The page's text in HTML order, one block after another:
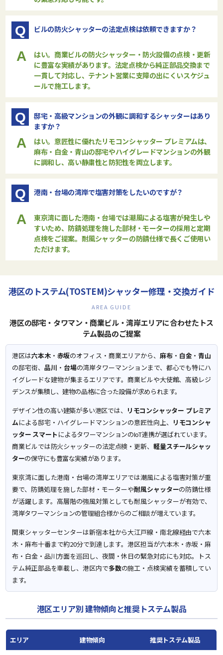
Q ビルの防火シャッターの法定点検は依頼できますか？
A
はい。商業ビルの防火シャッター・防火設備の点検・更新
に豊富な実績があります。法定点検から純正部品交換まで
一貫して対応し、テナント営業に支障の出にくいスケジュ
ールで施工します。
Q
邸宅・高級マンションの外観に調和するシャッターはあり
ますか？
A はい。意匠性に優れたリモコンシャッター プレミアムは、
麻布・白金・青山の邸宅やハイグレードマンションの外観
に調和し、高い静粛性と防犯性を両立します。
Q 港南・台場の湾岸で塩害対策をしたいのですが？
A
東京湾に面した港南・台場では潮風による塩害が発生しや
すいため、防錆処理を施した部材・モーターの採用と定期
点検をご提案。 耐風シャッターの防錆仕様で長くご使用い
ただけます。
港区のトステム(TOSTEM)シャッター修理・交換ガイド
AREA GUIDE
港区の邸宅・タワマン・商業ビル・湾岸エリアに合わせたトス
テム製品のご提案
港区は六本木・ 赤坂のオフィス・商業エリアから、 麻布・ 白金・青山
の邸宅街、 品川 ・ 台場の湾岸タワーマンションまで、都心でも特にハ
イグレードな建物が集まるエリアです。商業ビルや大使館、高級レジ
デンスが集積し、建物の品格に合った設備が求められます。
デザイン性の高い建築が多い港区では、 リモコンシャッター プレミア
ムによる邸宅・ハイグレードマンションの意匠性向上、 リモコンシャ
ッター スマートによるタワーマンションのIoT連携が選ばれています。
商業ビルでは防火シャッターの法定点検・更新、 軽量スチールシャッ
ターの保守にも豊富な実績があります。
東京湾に面した港南・台場の湾岸エリアでは潮風による塩害対策が重
要で、防錆処理を施した部材・モーターや耐風シャッターの防錆仕様
が活躍します。高層階の強風対策としても耐風シャッターが有効で、
湾岸タワーマンションの管理組合様からのご相談が増えています。
関東シャッターセンターは新宿本社から大江戸線・南北線経由で六本
木・麻布十番まで約20分で到達します。港区担当が六本木・赤坂・麻
布・白金・品川方面を巡回し、夜間・休日の緊急対応にも対応。トス
テム純正部品を車載し、港区内で多数の施工・点検実績を蓄積してい
ます。
港区エリア別 建物傾向と推奨トステム製品
エリア 建物傾向 推奨トステム製品